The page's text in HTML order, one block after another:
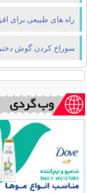
راه های طبیعی برای
سوراخ کردن گوش